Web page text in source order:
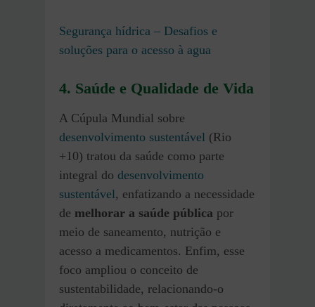
Segurança hídrica – Desafios e
soluções para o acesso à agua
4. Saúde e Qualidade de Vida
A Cúpula Mundial sobre
desenvolvimento sustentável (Rio
+10) tratou da saúde como parte
integral do desenvolvimento
sustentável, enfatizando a necessidade
de melhorar a saúde pública por
meio de saneamento, nutrição e
acesso a medicamentos. Enfim, esse
foco ampliou o conceito de
sustentabilidade, relacionando-o